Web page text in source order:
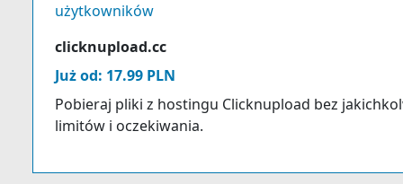
użytkowników
clicknupload.cc
Już od: 17.99 PLN
Pobieraj pliki z hostingu Clicknupload bez
limitów i oczekiwania.